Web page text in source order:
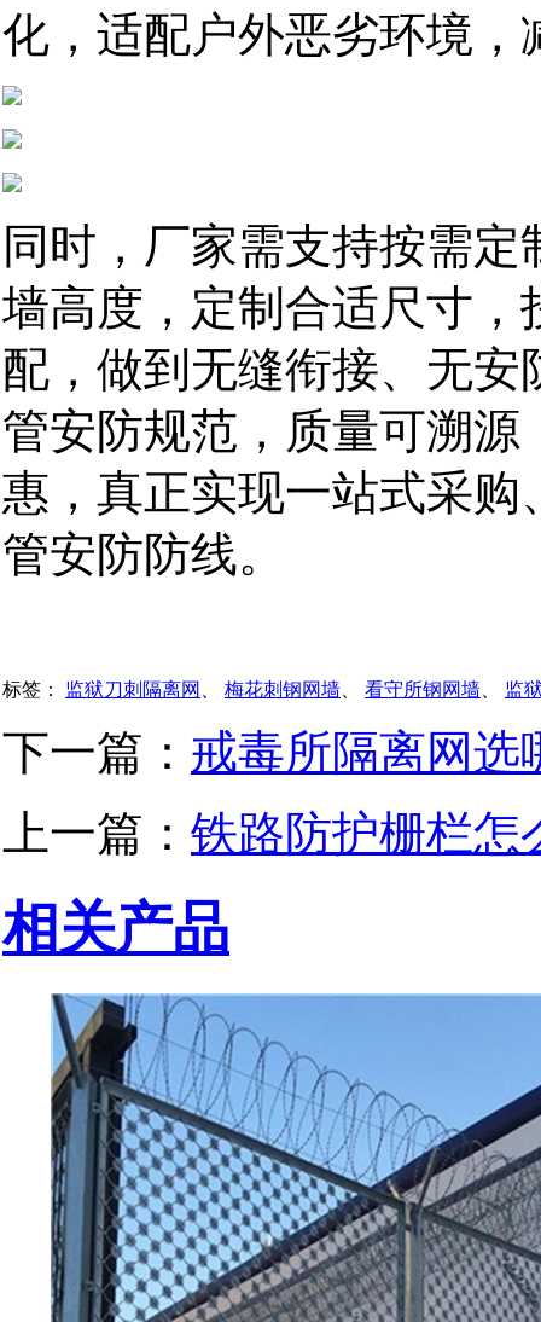
化，适配户外恶劣环境，
同时，厂家需支持按需
墙高度，定制合适尺寸
配，做到无缝衔接、无
管安防规范，质量可溯
惠，真正实现一站式采
管安防防线。
标签： 监狱刀刺隔离网 梅花刺钢网墙 看守所钢网墙 监
下一篇： 戒毒所隔离网选
上一篇： 铁路防护栅栏怎
相关产品